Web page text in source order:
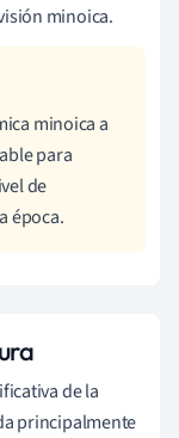
minoica.
minoica a
para
de
época.
de la
principalmente